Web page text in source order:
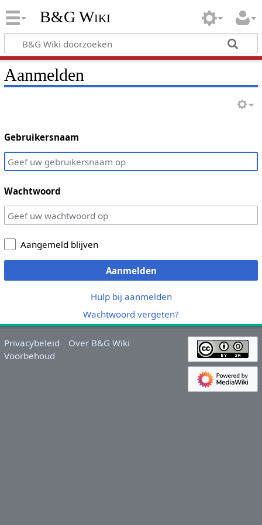
B&G Wiki
Aanmelden
Gebruikersnaam
Wachtwoord
Aangemeld blijven
Aanmelden
Hulp bij aanmelden
Wachtwoord vergeten?
Privacybeleid
Over B&G Wiki
Voorbehoud